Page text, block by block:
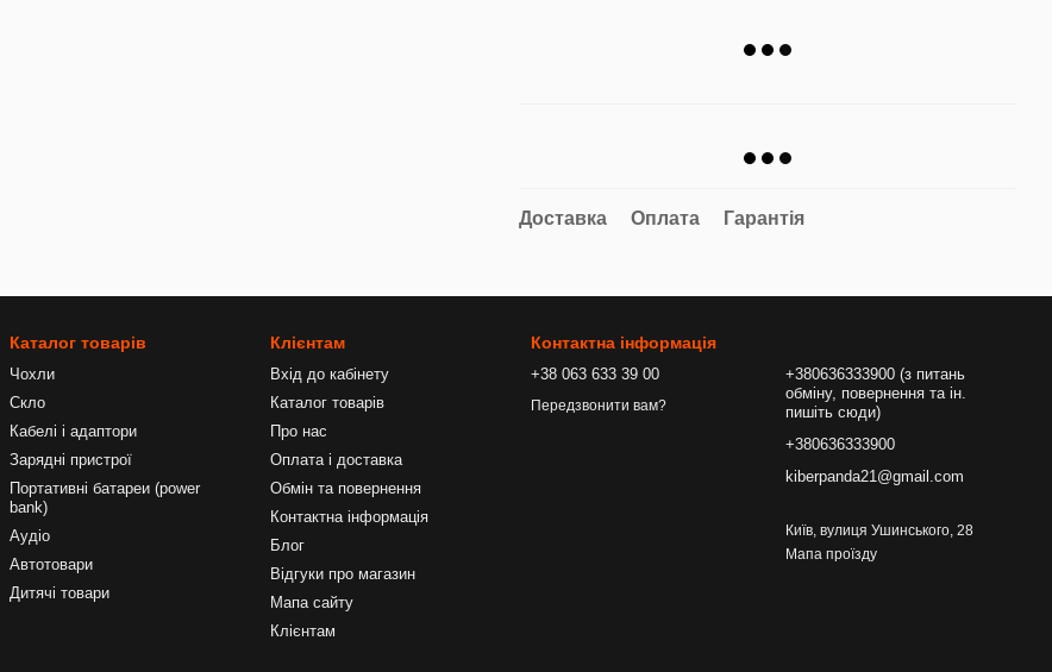
Доставка Оплата Гарантія
Каталог товарів
Чохли
Скло
Кабелі і адаптори
Зарядні пристрої
Портативні батареи (power
bank)
Аудіо
Автотовари
Дитячі товари
Клієнтам
Вхід до кабінету
Каталог товарів
Про нас
Оплата і доставка
Обмін та повернення
Контактна інформація
Блог
Відгуки про магазин
Мапа сайту
Клієнтам
Контактна інформація
+38 063 633 39 00
Передзвонити вам?
+380636333900 (з питань
обміну, повернення та ін.
пишіть сюди)
+380636333900
kiberpanda21@gmail.com
Київ, вулиця Ушинського, 28
Мапа проїзду